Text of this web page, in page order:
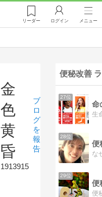
リーダー ログイン メニュー
金
色
黄
昏
1913915
ブ
ロ
グ
を
報
告
便秘改善
27位
命
28位
便
29位
便